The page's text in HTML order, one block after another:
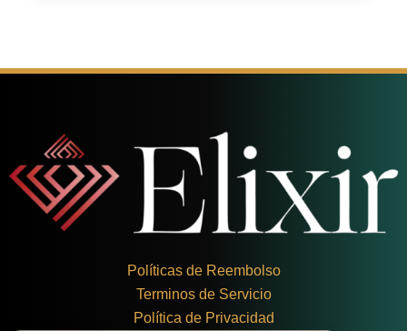
Políticas de Reembolso
Terminos de Servicio
Política de Privacidad